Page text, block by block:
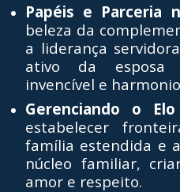
Papéis e Parceria
beleza da
a liderança
ativo da esposa
invencível e
Gerenciando o Elo
estabelecer
família estendida e
núcleo familiar,
amor e respeito.